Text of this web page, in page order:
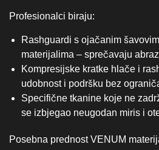
Posebna prednost VENUM
treninge, što omogućava trajnu
funkcionalnosti.